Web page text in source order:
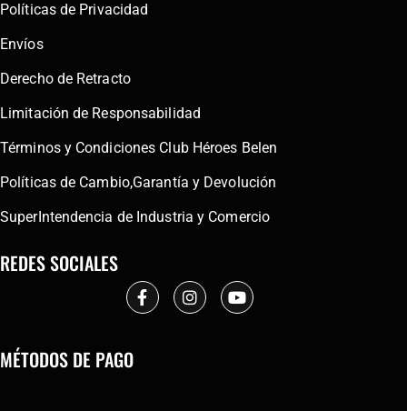
Políticas de Privacidad
Envíos
Derecho de Retracto
Limitación de Responsabilidad
Términos y Condiciones Club Héroes Belen
Políticas de Cambio,Garantía y Devolución
SuperIntendencia de Industria y Comercio
REDES SOCIALES
MÉTODOS DE PAGO